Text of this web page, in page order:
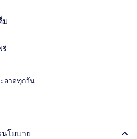
ม
รี
อาดทุกวัน
โยบาย